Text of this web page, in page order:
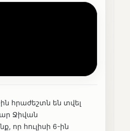
հրաժեշտն են տվել
Ջիվան
որ հուլիսի 6-ին